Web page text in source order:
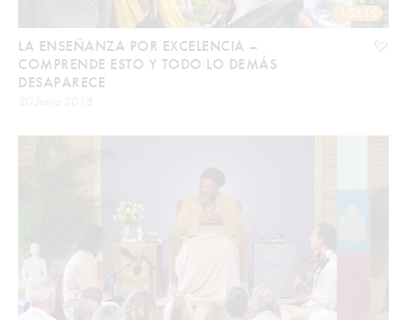
1:52:15
LA ENSEÑANZA POR EXCELENCIA –
COMPRENDE ESTO Y TODO LO DEMÁS
DESAPARECE